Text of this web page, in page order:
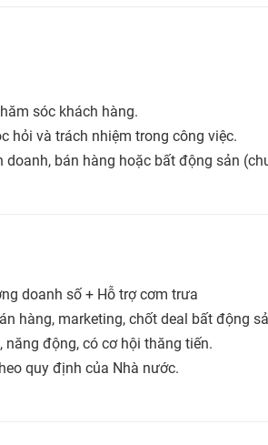
sóc khách hàng.
hỏi và trách nhiệm trong công việc.
doanh, bán hàng hoặc bất động sản
doanh số + Hỗ trợ cơm trưa
hàng, marketing, chốt deal bất động
năng động, có cơ hội thăng tiến.
quy định của Nhà nước.